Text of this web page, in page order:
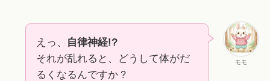
モモ
えっ、
自律神経!?
それが乱れると、どうして体がだ
るくなるんですか？